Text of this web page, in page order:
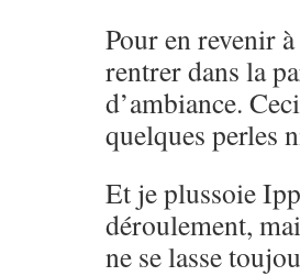
Pour en revenir
rentrer dans la
d’ambiance.
quelques perles
Et je plussoie
déroulement,
ne se lasse